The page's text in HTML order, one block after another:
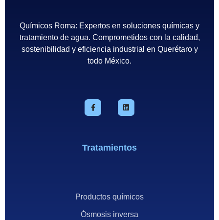
Químicos Roma: Expertos en soluciones químicas y
tratamiento de agua. Comprometidos con la calidad,
sostenibilidad y eficiencia industrial en Querétaro y
todo México.
Tratamientos
Productos químicos
Ósmosis inversa